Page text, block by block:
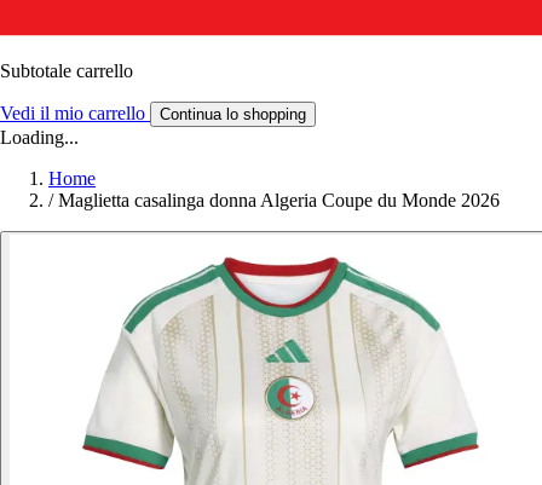
Subtotale carrello
Vedi il mio carrello Continua lo shopping
Loading...
Home
/ Maglietta casalinga donna Algeria Coupe du Monde 2026